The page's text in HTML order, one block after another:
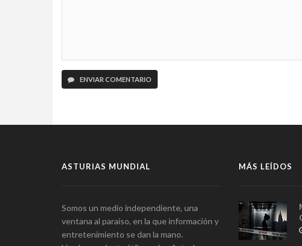
ENVIAR COMENTARIO
ASTURIAS MUNDIAL
Somos un medio independiente, una
ventana al paraíso, en la que información y
entretenimiento se dan la mano.
MÁS LEÍDOS